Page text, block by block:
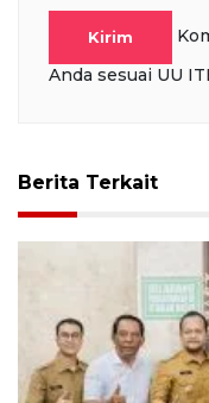
Kirim
Anda sesuai UU
Berita Terkait